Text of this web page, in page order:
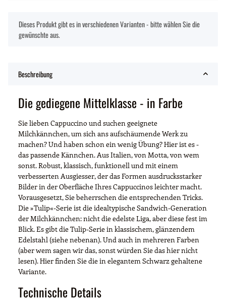
xDieses Produkt gibt es in verschiedenen Varianten - bitte wählen Sie die
gewünschte aus.
Beschreibung
Die gediegene Mittelklasse - in Farbe
Sie lieben Cappuccino und suchen geeignete
Milchkännchen, um sich ans aufschäumende Werk zu
machen? Und haben schon ein wenig Übung? Hier ist es -
das passende Kännchen. Aus Italien, von Motta, von wem
sonst. Robust, klassisch, funktionell und mit einem
verbesserten Ausgiesser, der das Formen ausdrucksstarker
Bilder in der Oberfläche Ihres Cappuccinos leichter macht.
Vorausgesetzt, Sie beherrschen die entsprechenden Tricks.
Die »Tulip«-Serie ist die idealtypische Sandwich-Generation
der Milchkännchen: nicht die edelste Liga, aber diese fest im
Blick. Es gibt die Tulip-Serie in klassischem, glänzendem
Edelstahl (siehe nebenan). Und auch in mehreren Farben
(aber wem sagen wir das, sonst würden Sie das hier nicht
lesen). Hier finden Sie die in elegantem Schwarz gehaltene
Variante.
Technische Details